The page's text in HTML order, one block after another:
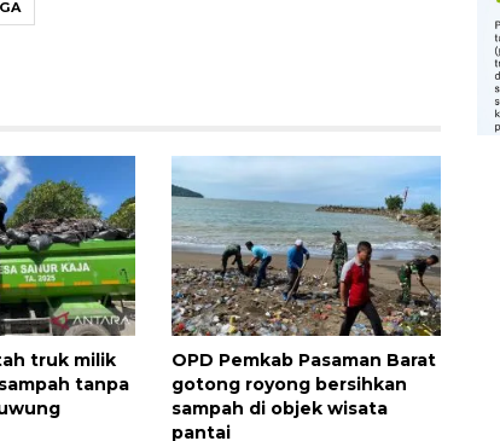
truk milik
tanpa
OPD Pemkab Pasaman Barat
gotong royong bersihkan
sampah di objek wisata
pantai